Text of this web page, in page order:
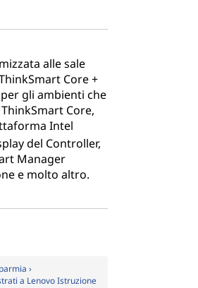
alle sale
Core +
gli ambienti che
Core,
Intel
del Controller,
Manager
e molto altro.
›
a Lenovo Istruzione